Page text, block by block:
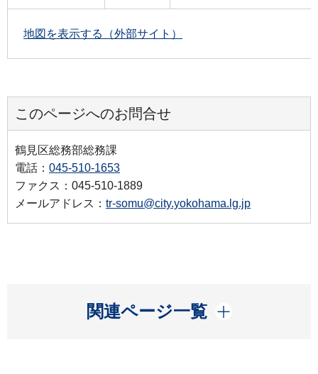
地図を表示する（外部サイト）
このページへのお問合せ
鶴見区総務部総務課
電話： 045-510-1653
ファクス：045-510-1889
メールアドレス： tr-somu@city.yokohama.lg.jp
関連ページ一覧
開く